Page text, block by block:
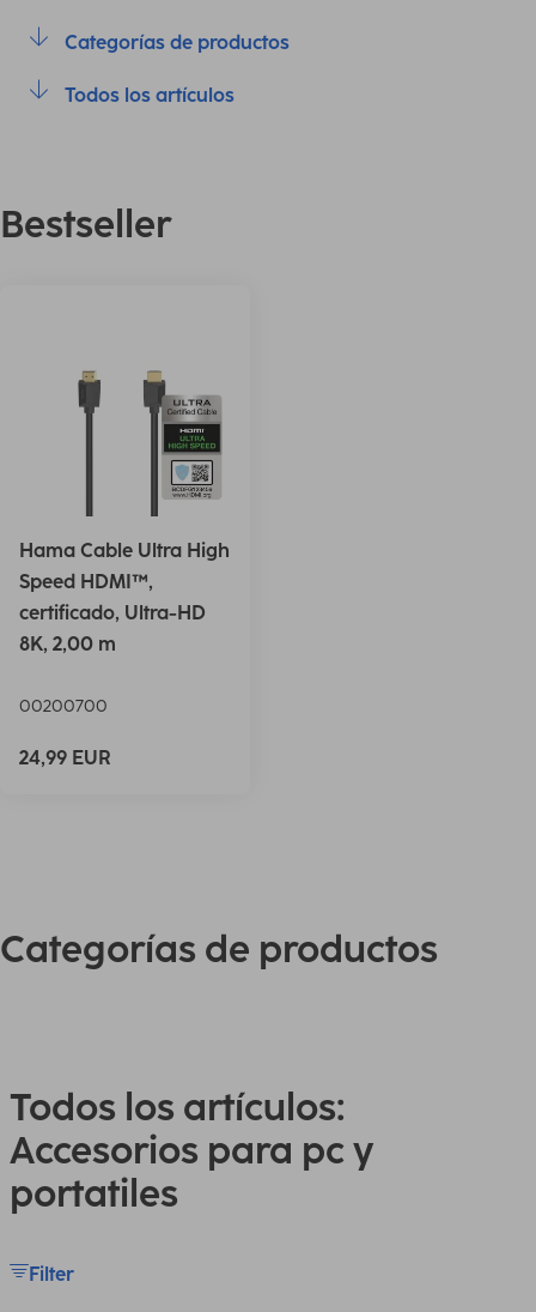
Categorías de productos
Todos los artículos
Bestseller
Hama Cable Ultra High
Speed HDMI™,
certificado, Ultra-HD
8K, 2,00 m
00200700
24,99 EUR
Categorías de productos
Todos los artículos:
Accesorios para pc y
portatiles
Filter